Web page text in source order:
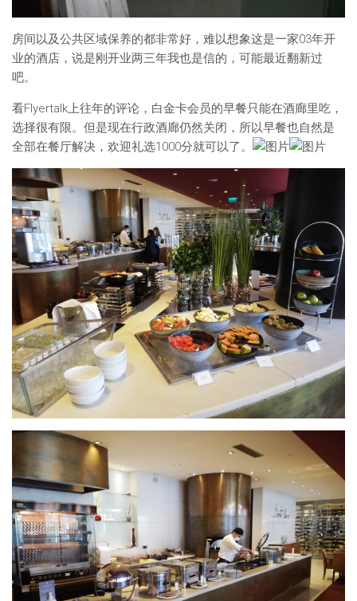
房间以及公共区域保养的都非常好，难以想象这是一家03年开
业的酒店，说是刚开业两三年我也是信的，可能最近翻新过
吧。
看Flyertalk上往年的评论，白金卡会员的早餐只能在酒廊里吃，
选择很有限。但是现在行政酒廊仍然关闭，所以早餐也自然是
全部在餐厅解决，欢迎礼选1000分就可以了。